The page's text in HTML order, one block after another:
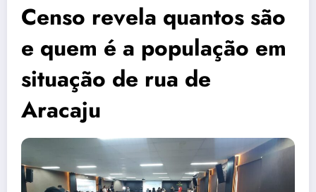
Censo revela quantos são
e quem é a população em
situação de rua de
Aracaju